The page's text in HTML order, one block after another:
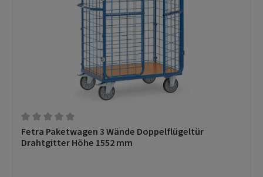
Durchschnittliche Bewertung von 0 von 5 Sternen
Fetra Paketwagen 3 Wände Doppelflügeltür
Drahtgitter Höhe 1552 mm